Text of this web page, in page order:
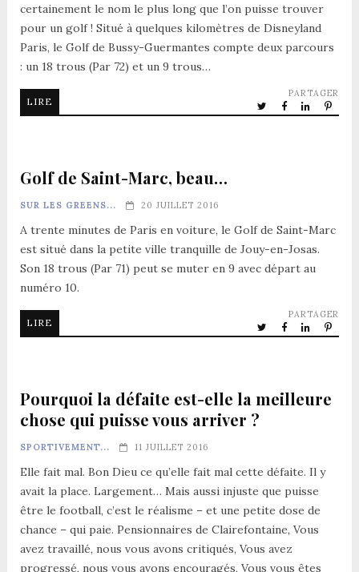
certainement le nom le plus long que l’on puisse trouver
pour un golf ! Situé à quelques kilomètres de Disneyland
Paris, le Golf de Bussy-Guermantes compte deux parcours
: un 18 trous (Par 72) et un 9 trous…
LIRE
PARTAGER
Golf de Saint-Marc, beau…
SUR LES GREENS... 20 JUILLET 2016
A trente minutes de Paris en voiture, le Golf de Saint-Marc
est situé dans la petite ville tranquille de Jouy-en-Josas.
Son 18 trous (Par 71) peut se muter en 9 avec départ au
numéro 10.
LIRE
PARTAGER
Pourquoi la défaite est-elle la meilleure
chose qui puisse vous arriver ?
SPORTIVEMENT... 11 JUILLET 2016
Elle fait mal. Bon Dieu ce qu’elle fait mal cette défaite. Il y
avait la place. Largement… Mais aussi injuste que puisse
être le football, c’est le réalisme – et une petite dose de
chance – qui paie. Pensionnaires de Clairefontaine, Vous
avez travaillé, nous vous avons critiqués, Vous avez
progressé, nous vous avons encouragés, Vous vous êtes